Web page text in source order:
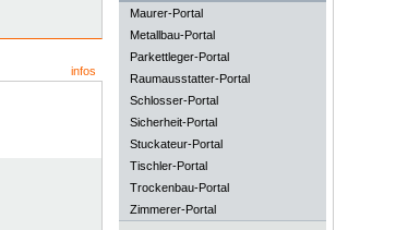
infos
Maurer-Portal
Metallbau-Portal
Parkettleger-Portal
Raumausstatter-Portal
Schlosser-Portal
Sicherheit-Portal
Stuckateur-Portal
Tischler-Portal
Trockenbau-Portal
Zimmerer-Portal